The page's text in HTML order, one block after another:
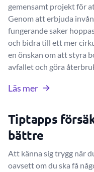
gemensamt projekt för
Genom att erbjuda
fungerande saker
och bidra till ett mer
en önskan om att styra
avfallet och göra
Läs mer
Tiptapps
bättre
Att känna sig trygg när
oavsett om du ska få